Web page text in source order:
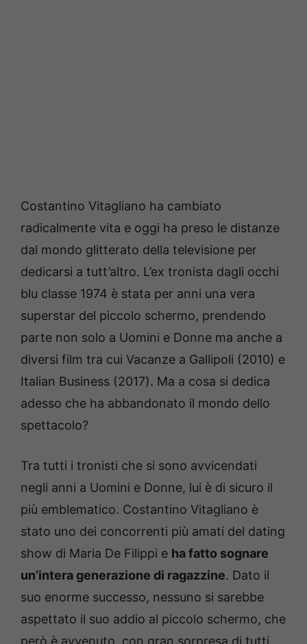
Costantino Vitagliano ha cambiato
radicalmente vita e oggi ha preso le distanze
dal mondo glitterato della televisione per
dedicarsi a tutt’altro. L’ex tronista dagli occhi
blu classe 1974 è stata per anni una vera
superstar del piccolo schermo, prendendo
parte non solo a Uomini e Donne ma anche a
diversi film tra cui Vacanze a Gallipoli (2010) e
Italian Business (2017). Ma a cosa si dedica
adesso che ha abbandonato il mondo dello
spettacolo?
Tra tutti i tronisti che si sono avvicendati
negli anni a Uomini e Donne, lui è di sicuro il
più emblematico. Costantino Vitagliano è
stato uno dei concorrenti più amati del dating
show di Maria De Filippi e ha fatto sognare
un’intera generazione di ragazzine. Dato il
suo enorme successo, nessuno si sarebbe
aspettato il suo addio al piccolo schermo, che
però è avvenuto, con gran sorpresa di tutti.